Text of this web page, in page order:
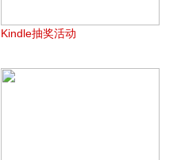
Kindle抽奖活动